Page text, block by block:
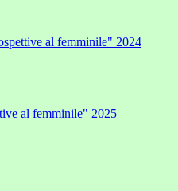
al femminile" 2024
al femminile" 2025